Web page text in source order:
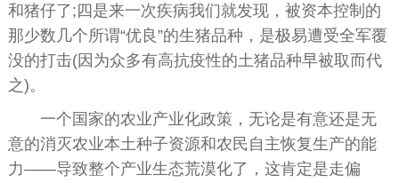
和猪仔了;四是来一次疾病我们就发现，被资本控制的
那少数几个所谓“优良”的生猪品种，是极易遭受全军覆
没的打击(因为众多有高抗疫性的土猪品种早被取而代
之)。
一个国家的农业产业化政策，无论是有意还是无
意的消灭农业本土种子资源和农民自主恢复生产的能
力——导致整个产业生态荒漠化了，这肯定是走偏